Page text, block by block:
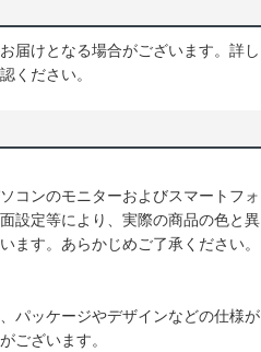
届けとなる場合がございます。詳し
ください。
コンのモニターおよびスマートフォ
設定等により、実際の商品の色と異
ます。あらかじめご了承ください。
パッケージやデザインなどの仕様が
ございます。